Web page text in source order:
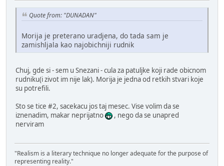
Quote from: "DUNADAN"
Morija je preterano uradjena, do tada sam je
zamishljala kao najobichniji rudnik
Chuj, gde si - sem u Snezani - cula za patuljke koji rade obicnom
rudniku(i zivot im nije lak). Morija je jedna od retkih stvari koje
su potrefili.
Sto se tice #2, sacekacu jos taj mesec. Vise volim da se
iznenadim, makar neprijatno
, nego da se unapred
nerviram
"Realism is a literary technique no longer adequate for the purpose of
representing reality."